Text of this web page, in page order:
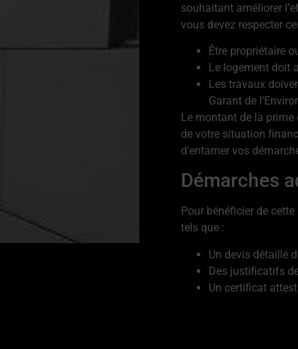
souhaitant améliorer
vous devez respecter
Être propriétaire
Le logement doit
Les travaux
Garant de
Le montant de la prime
de votre situation
d’entamer vos
Démarches
Pour bénéficier de
tels que :
Un devis détaillé
Des justificatifs
Un certificat